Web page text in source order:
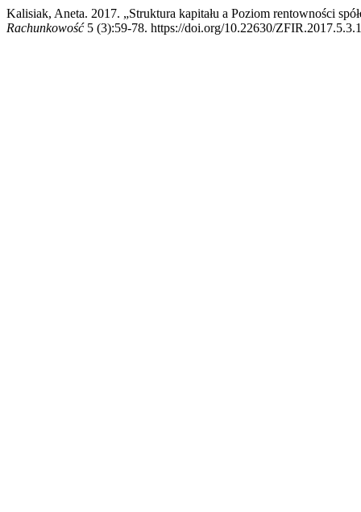
Kalisiak, Aneta. 2017. „Struktura kapitału a Poziom rentowności
Rachunkowość5 (3):59-78. https://doi.org/10.22630/